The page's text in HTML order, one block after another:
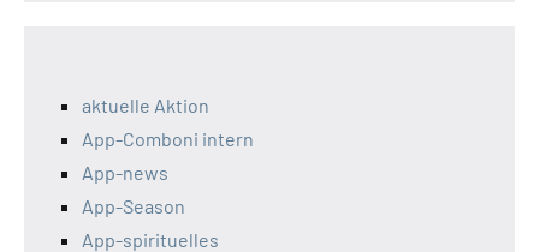
aktuelle Aktion
App-Comboni intern
App-news
App-Season
App-spirituelles